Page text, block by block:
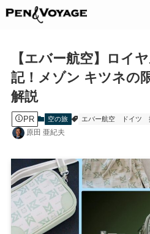
【エバー航空】ロイ
記！メゾン キツネの
解説
PR 空の旅 エバー航空 ドイツ
原田 亜紀夫